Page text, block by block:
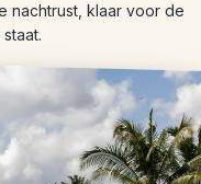
nachtrust, klaar voor de